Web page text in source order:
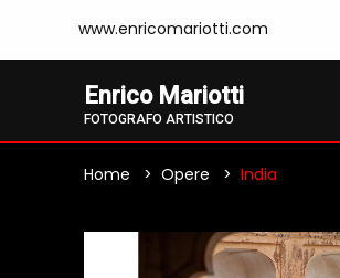
www.enricomariotti.com
Enrico Mariotti
FOTOGRAFO ARTISTICO
Home Opere India